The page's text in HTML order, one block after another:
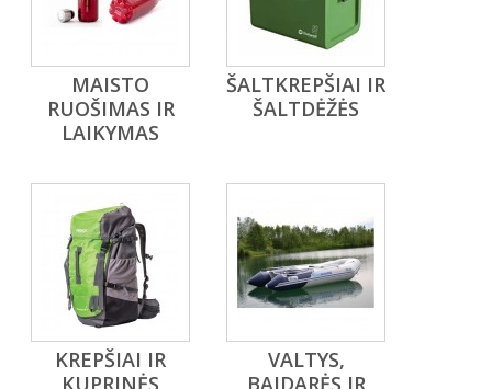
MAISTO
RUOŠIMAS IR
LAIKYMAS
ŠALTKREPŠIAI IR
ŠALTDĖŽĖS
KREPŠIAI IR
KUPRINĖS
VALTYS,
BAIDARĖS IR